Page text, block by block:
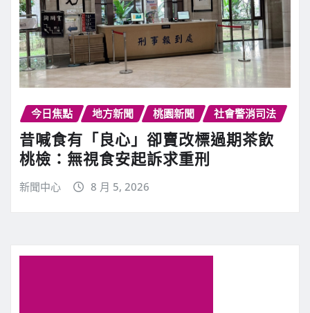
今日焦點 地方新聞 桃園新聞 社會警消司法
昔喊食有「良心」卻賣改標過期茶飲
桃檢：無視食安起訴求重刑
新聞中心 8 月 5, 2026